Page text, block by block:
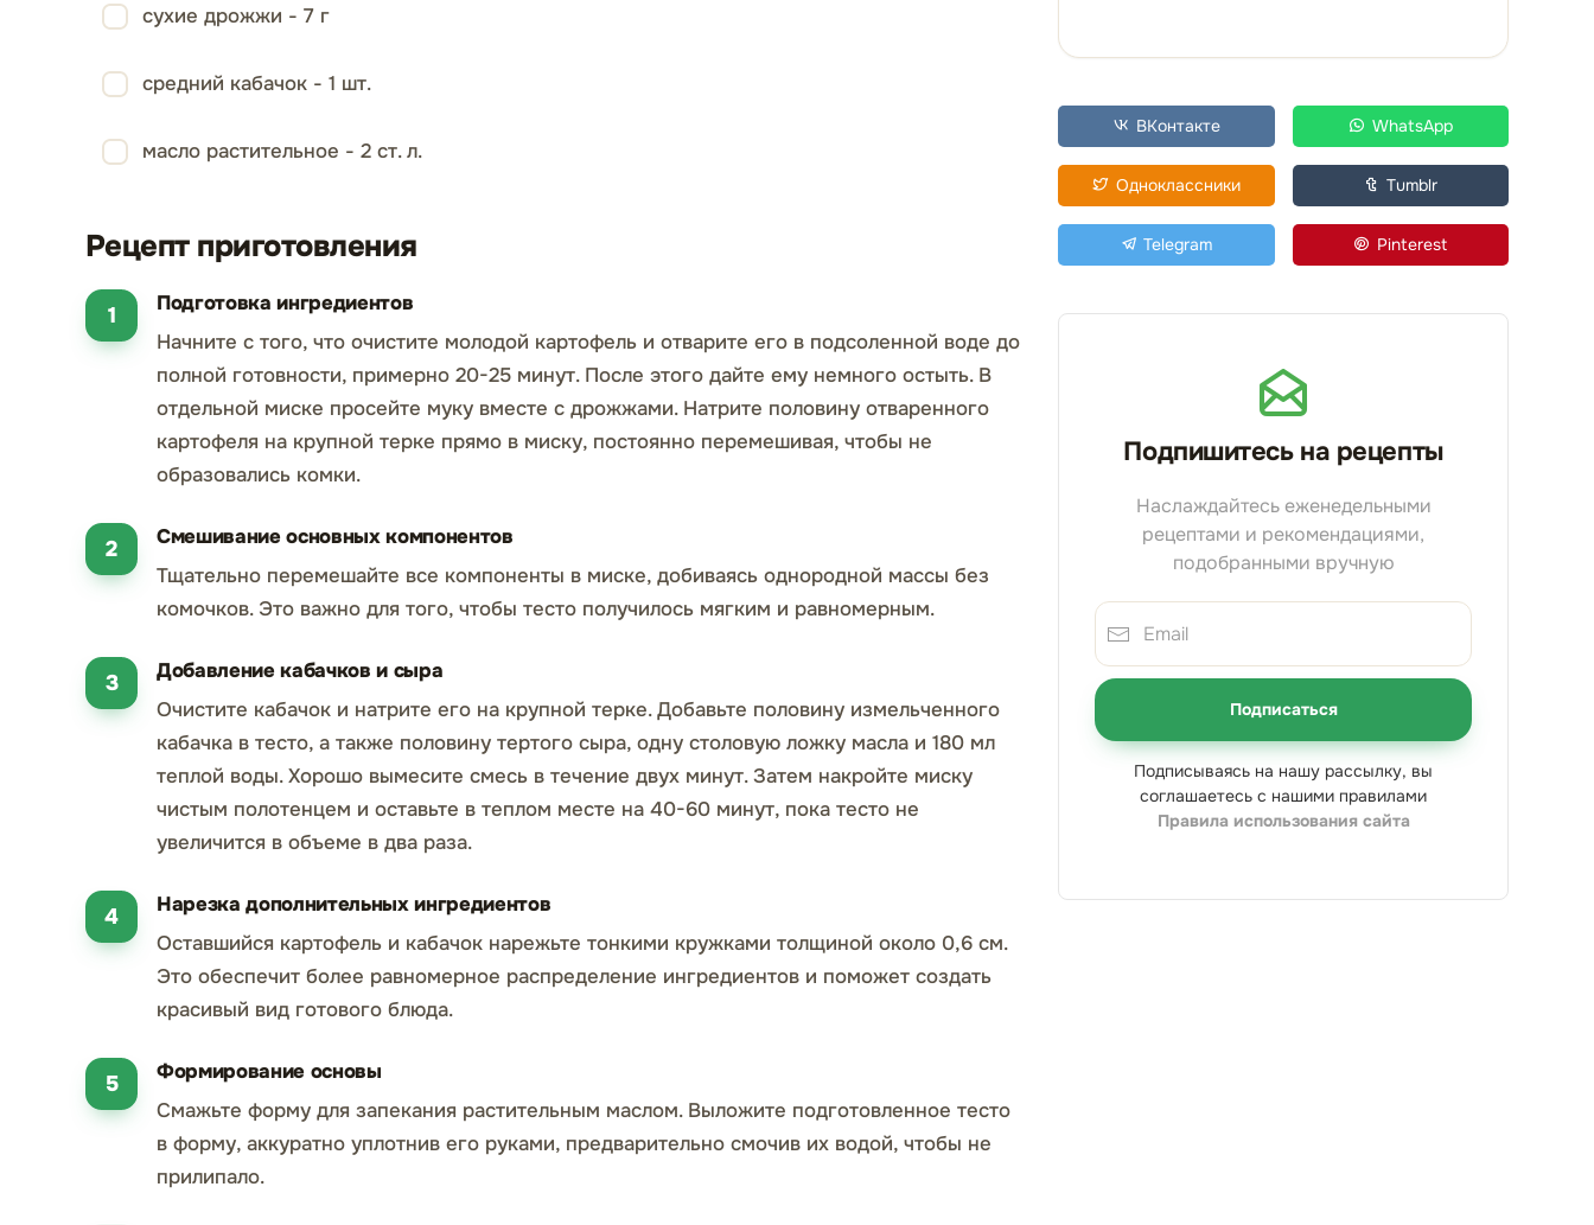
сухие дрожжи - 7 г
средний кабачок - 1 шт.
масло растительное - 2 ст. л.
Рецепт приготовления
Подготовка ингредиентов
Начните с того, что очистите молодой картофель и отварите его в подсоленной воде до
полной готовности, примерно 20-25 минут. После этого дайте ему немного остыть. В
отдельной миске просейте муку вместе с дрожжами. Натрите половину отваренного
картофеля на крупной терке прямо в миску, постоянно перемешивая, чтобы не
образовались комки.
Смешивание основных компонентов
Тщательно перемешайте все компоненты в миске, добиваясь однородной массы без
комочков. Это важно для того, чтобы тесто получилось мягким и равномерным.
Добавление кабачков и сыра
Очистите кабачок и натрите его на крупной терке. Добавьте половину измельченного
кабачка в тесто, а также половину тертого сыра, одну столовую ложку масла и 180 мл
теплой воды. Хорошо вымесите смесь в течение двух минут. Затем накройте миску
чистым полотенцем и оставьте в теплом месте на 40-60 минут, пока тесто не
увеличится в объеме в два раза.
Нарезка дополнительных ингредиентов
Оставшийся картофель и кабачок нарежьте тонкими кружками толщиной около 0,6 см.
Это обеспечит более равномерное распределение ингредиентов и поможет создать
красивый вид готового блюда.
Формирование основы
Смажьте форму для запекания растительным маслом. Выложите подготовленное тесто
в форму, аккуратно уплотнив его руками, предварительно смочив их водой, чтобы не
прилипало.
ВКонтакте WhatsApp
Одноклассники Tumblr
Telegram Pinterest
Подпишитесь на рецепты
Наслаждайтесь еженедельными
рецептами и рекомендациями,
подобранными вручную
Подписаться
Подписываясь на нашу рассылку, вы
соглашаетесь с нашими правилами
Правила использования сайта